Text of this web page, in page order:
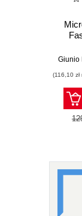
Giunio
(116,10